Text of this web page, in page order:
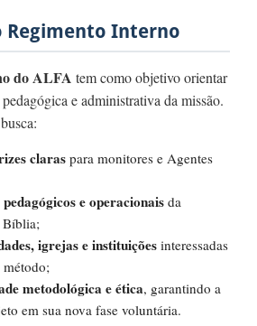
Regimento Interno
do ALFA tem como objetivo orientar
e administrativa da missão.
claras para monitores e Agentes
e operacionais da
Bíblia;
igrejas e instituições interessadas
metodológica e ética, garantindo a
em sua nova fase voluntária.